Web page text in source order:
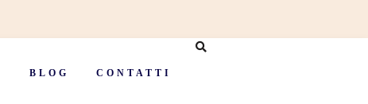
BLOG CONTATTI